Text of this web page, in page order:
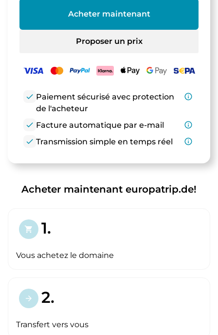
Acheter maintenant
Proposer un prix
check Paiement sécurisé avec protection
de l'acheteur
info_outline
check Facture automatique par e-mail
info_outline
check Transmission simple en temps réel info_outline
Acheter maintenant europatrip.de!
shopping_cart 1.
Vous achetez le domaine
arrow_forward 2.
Transfert vers vous